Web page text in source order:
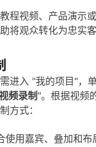
程视频、产品演示
将观众转化为忠实客
进入 "我的项目"，
频录制 "。根据视频
方式：
使用嘉宾、叠加和布